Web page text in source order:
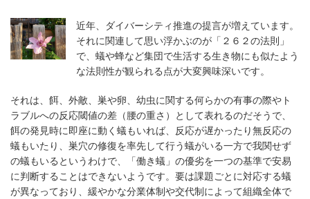
近年、ダイバーシティ推進の提言が増えています。
それに関連して思い浮かぶのが「２６２の法則」
で、蟻や蜂など集団で生活する生き物にも似たよう
な法則性が観られる点が大変興味深いです。
それは、餌、外敵、巣や卵、幼虫に関する何らかの有事の際やト
ラブルへの反応閾値の差（腰の重さ）として表れるのだそうで、
餌の発見時に即座に動く蟻もいれば、反応が遅かったり無反応の
蟻もいたり、巣穴の修復を率先して行う蟻がいる一方で我関せず
の蟻もいるというわけで、「働き蟻」の優劣を一つの基準で安易
に判断することはできないようです。要は課題ごとに対応する蟻
が異なっており、緩やかな分業体制や交代制によって組織全体で